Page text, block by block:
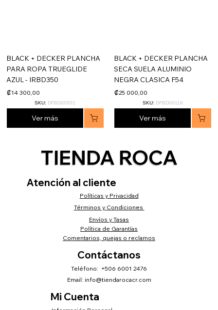
BLACK + DECKER PLANCHA
PARA ROPA TRUEGLIDE
AZUL - IRBD350
₡14 300,00
Ver más
SKU: DFBD00501
BLACK + DECKER PLANCHA
SECA SUELA ALUMINIO
NEGRA CLASICA F54
₡25 000,00
Ver más
SKU: DFBD00116
TIENDA ROCA
Atención al cliente
Políticas y Privacidad
Términos y Condiciones
Envíos y Tasas
Política de Garantías
Comentarios, quejas o reclamos
Mi Cuenta
Contáctanos
Teléfono: +506 6001 2476
Email: info@tiendarocacr.com